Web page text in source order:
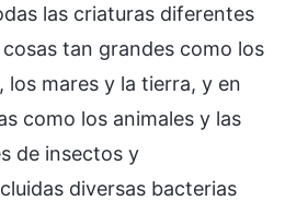
las criaturas diferentes
tan grandes como los
los mares y la tierra, y en
como los animales y las
de insectos y
diversas bacterias